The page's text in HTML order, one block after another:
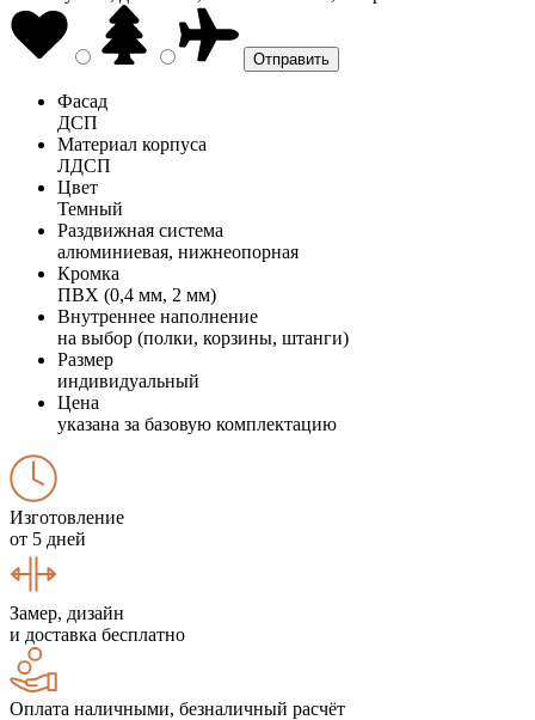
Фасад
ДСП
Материал корпуса
ЛДСП
Цвет
Темный
Раздвижная система
алюминиевая, нижнеопорная
Кромка
ПВХ (0,4 мм, 2 мм)
Внутреннее наполнение
на выбор (полки, корзины, штанги)
Размер
индивидуальный
Цена
указана за базовую комплектацию
Изготовление
от 5 дней
Замер, дизайн
и доставка бесплатно
Оплата наличными, безналичный расчёт